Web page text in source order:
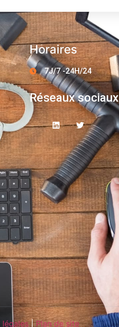
Horaires
7J/7 -24H/24
Réseaux sociaux
légales|Plan de site